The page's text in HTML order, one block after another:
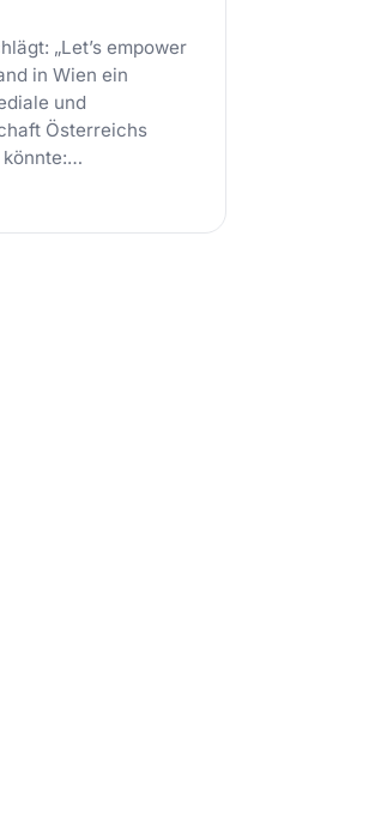
„Let’s empower
in Wien ein
und
Österreichs
könnte:…